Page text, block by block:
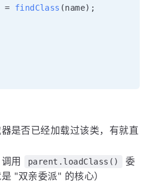
= findClass (name) ;
是否已经加载过该类，有就直
用 parent.loadClass()
委
"双亲委派" 的核心）